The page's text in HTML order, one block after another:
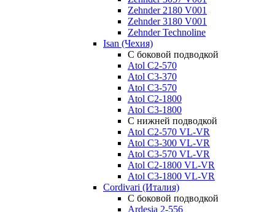
Zehnder 2180 V001
Zehnder 3180 V001
Zehnder Technoline
Isan (Чехия)
С боковой подводкой
Atol C2-570
Atol C3-370
Atol C3-570
Atol C2-1800
Atol C3-1800
С нижней подводкой
Atol C2-570 VL-VR
Atol C3-300 VL-VR
Atol C3-570 VL-VR
Atol C2-1800 VL-VR
Atol C3-1800 VL-VR
Cordivari (Италия)
С боковой подводкой
Ardesia 2-556